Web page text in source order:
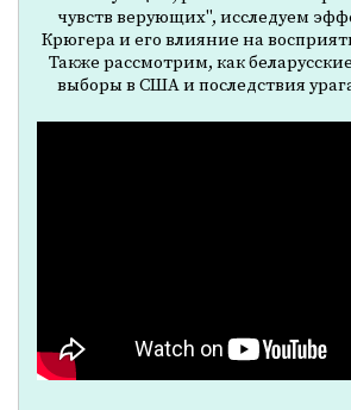
чувств верующих", исследуем
Крюгера и его влияние на
Также рассмотрим, как
выборы в США и последствия